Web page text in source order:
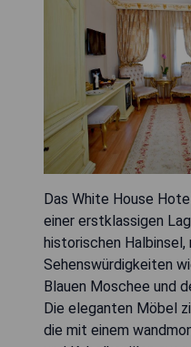
Das White House
einer erstklassigen
historischen Halbinsel,
Sehenswürdigkeiten
Blauen Moschee und
Die eleganten Möbel
die mit einem